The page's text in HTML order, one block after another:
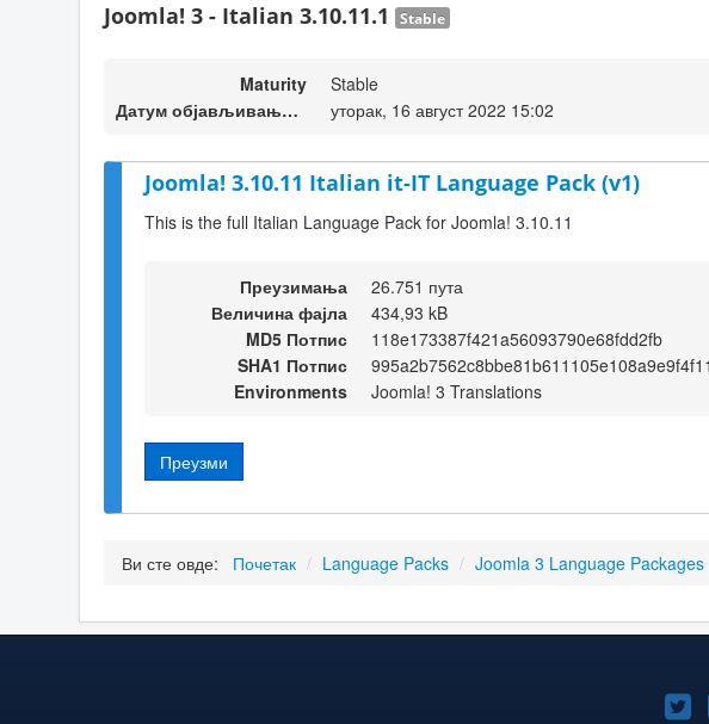
Joomla! 3 - Italian 3.10.11.1 Stable
Maturity
Stable
Датум објављивања верзије
уторак, 16 август 2022 15:02
Joomla! 3.10.11 Italian it-IT Language Pack (v1)
This is the full Italian Language Pack for Joomla! 3.10.11
Преузимања
26.751 пута
Величина фајла
434,93 kB
MD5 Потпис
118e173387f421a56093790e68fdd2fb
SHA1 Потпис
Environments
Joomla! 3 Translations
Преузми
Ви сте овде: Почетак / Language Packs / Joomla 3 Language Packages